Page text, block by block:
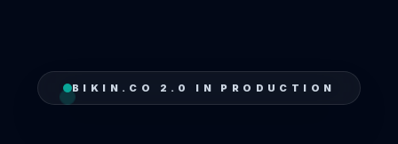
BIKIN.CO 2.0 IN PRODUCTION